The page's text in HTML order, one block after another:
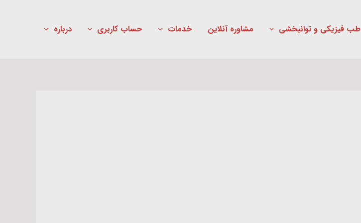
طب فیزیکی و توانبخشی مشاوره آنلاین خدمات حساب کاربری درباره